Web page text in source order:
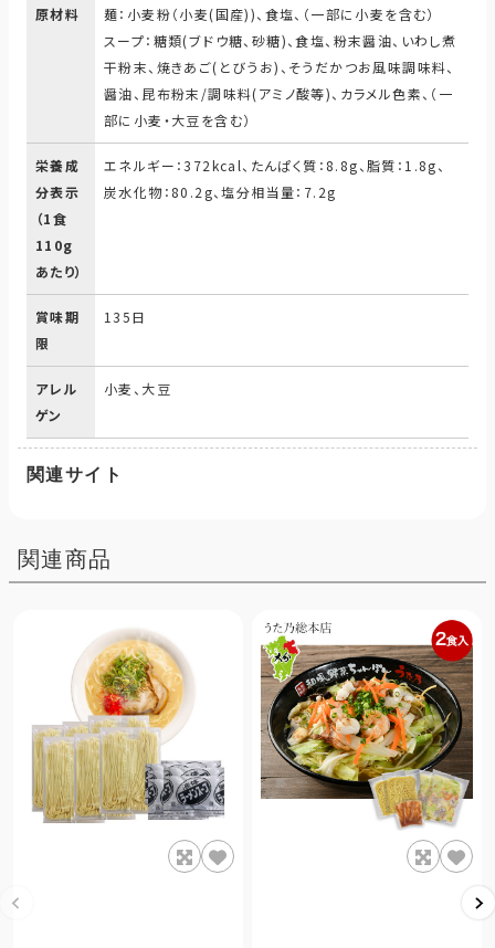
原材料
麺：小麦粉（小麦(国産))、食塩、（一部に小麦を含む）
スープ：糖類(ブドウ糖、砂糖)、食塩、粉末醤油、いわし煮
干粉末、焼きあご(とびうお)、そうだかつお風味調味料、
醤油、昆布粉末/調味料(アミノ酸等)、カラメル色素、（一
部に小麦・大豆を含む）
栄養成
分表示
（1食
110g
あたり）
エネルギー：372kcal、たんぱく質：8.8g、脂質：1.8g、
炭水化物：80.2g、塩分相当量：7.2g
賞味期
限
135日
アレル
ゲン
小麦、大豆
関連サイト
関連商品